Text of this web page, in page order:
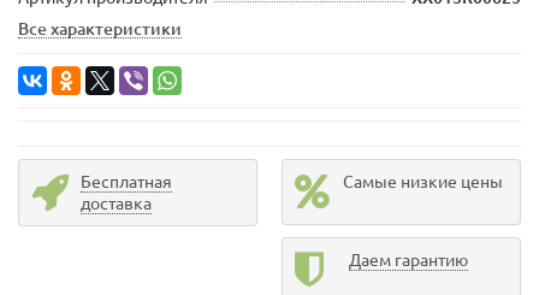
Все характеристики
Бесплатная
доставка
Самые низкие цены
Даем гарантию